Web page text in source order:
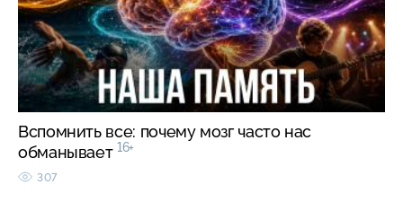
Вспомнить все: почему мозг часто нас
обманывает 16+
307